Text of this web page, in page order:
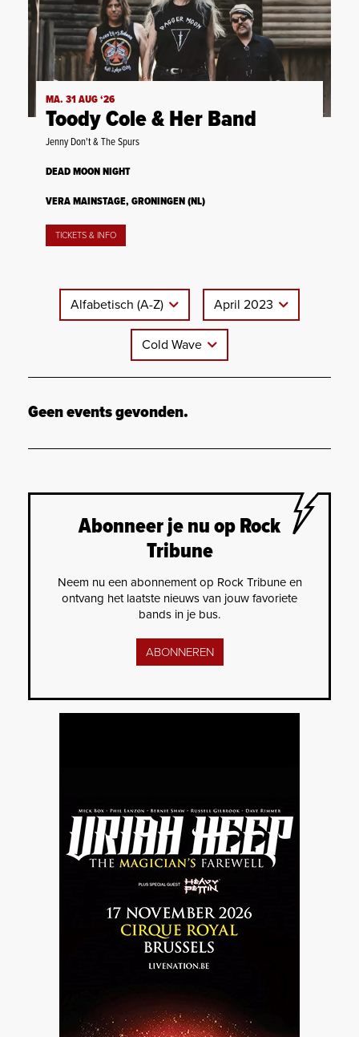
MA. 31 AUG ‘26
Toody Cole & Her Band
Jenny Don't & The Spurs
DEAD MOON NIGHT
VERA MAINSTAGE, GRONINGEN (NL)
TICKETS & INFO
Alfabetisch (A-Z) April 2023
Cold Wave
Geen events gevonden.
Abonneer je nu op Rock
Tribune
Neem nu een abonnement op Rock Tribune en
ontvang het laatste nieuws van jouw favoriete
bands in je bus.
ABONNEREN